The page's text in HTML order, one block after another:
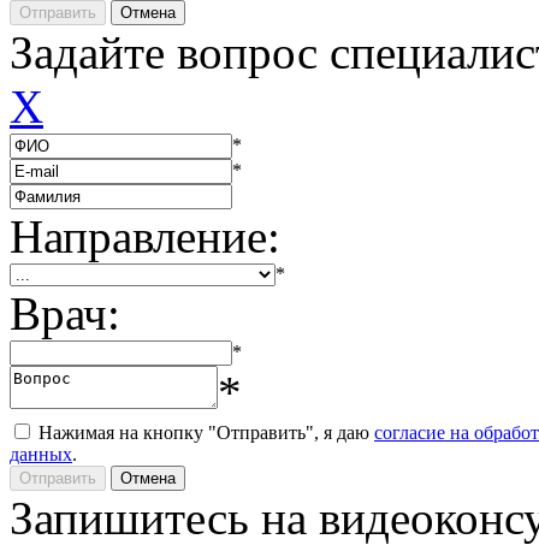
Задайте вопрос
X
*
*
Направление:
*
Врач:
*
*
Нажимая на кнопку "Отправить", я даю согласие на
данных.
Запишитесь на